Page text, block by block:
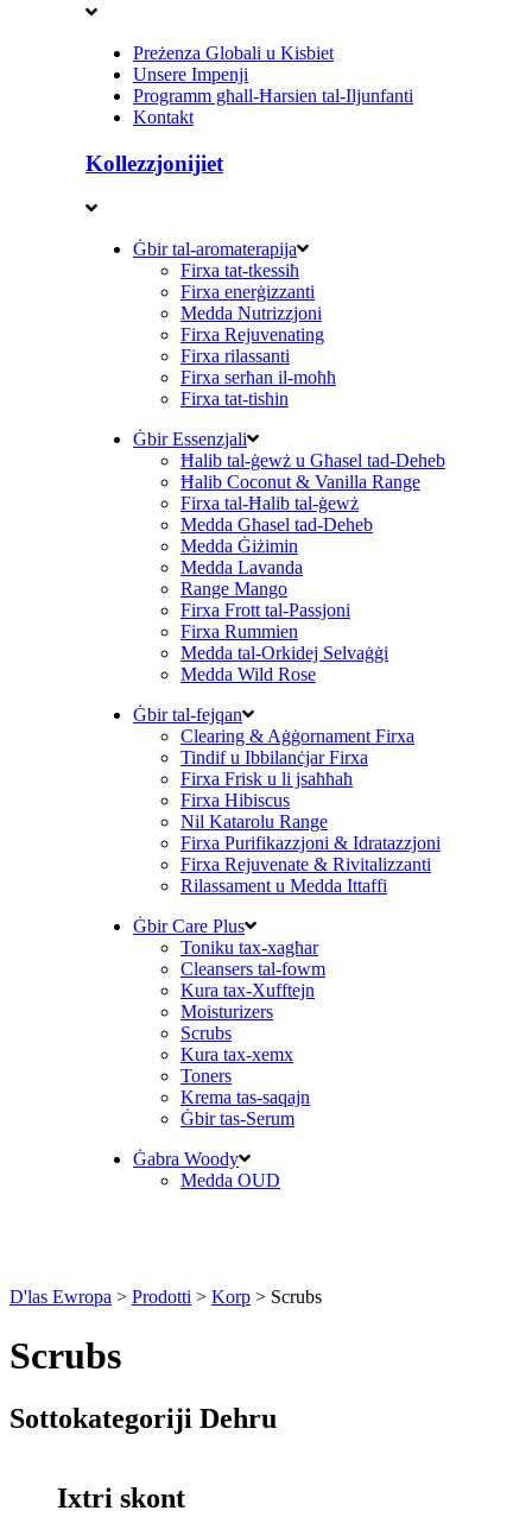
Preżenza Globali u Kisbiet
Unsere Impenji
Programm għall-Ħarsien tal-Iljunfanti
Kontakt
Kollezzjonijiet
Ġbir tal-aromaterapija
Firxa tat-tkessiħ
Firxa enerġizzanti
Medda Nutrizzjoni
Firxa Rejuvenating
Firxa rilassanti
Firxa serħan il-moħħ
Firxa tat-tisħin
Ġbir Essenzjali
Ħalib tal-ġewż u Għasel tad-Deheb
Ħalib Coconut & Vanilla Range
Firxa tal-Ħalib tal-ġewż
Medda Għasel tad-Deheb
Medda Ġiżimin
Medda Lavanda
Range Mango
Firxa Frott tal-Passjoni
Firxa Rummien
Medda tal-Orkidej Selvaġġi
Medda Wild Rose
Ġbir tal-fejqan
Clearing & Aġġornament Firxa
Tindif u Ibbilanċjar Firxa
Firxa Frisk u li jsaħħaħ
Firxa Hibiscus
Nil Katarolu Range
Firxa Purifikazzjoni & Idratazzjoni
Firxa Rejuvenate & Rivitalizzanti
Rilassament u Medda Ittaffi
Ġbir Care Plus
Toniku tax-xagħar
Cleansers tal-fowm
Kura tax-Xufftejn
Moisturizers
Scrubs
Kura tax-xemx
Toners
Krema tas-saqajn
Ġbir tas-Serum
Ġabra Woody
Medda OUD
D'las Ewropa > Prodotti > Korp > Scrubs
Scrubs
Sottokategoriji Dehru
Ixtri skont